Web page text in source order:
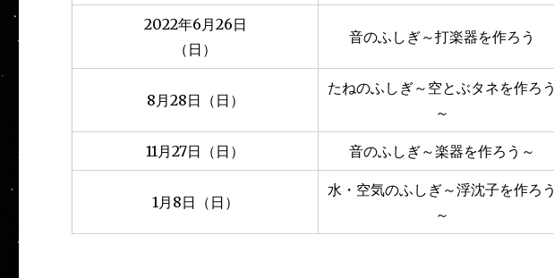
2022年6月26日
（日）
音のふしぎ～打楽器を作ろう
8月28日（日）
たねのふしぎ～空とぶタネを作ろう
～
11月27日（日） 音のふしぎ～楽器を作ろう～
1月8日（日）
水・空気のふしぎ～浮沈子を作ろう
～